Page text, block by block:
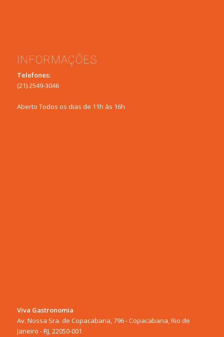
INFORMAÇÕES
Telefones:
(21) 2549-3046
Aberto Todos os dias de 11h às 16h
Viva Gastronomia
Av. Nossa Sra. de Copacabana, 796 - Copacabana, Rio de
Janeiro - RJ, 22050-001